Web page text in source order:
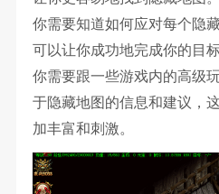
你需要知道如何应对每个隐
可以让你成功地完成你的目标
你需要跟一些游戏内的高级
于隐藏地图的信息和建议，
加丰富和刺激。